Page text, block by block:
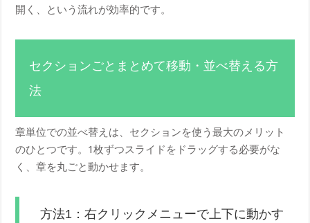
開く、という流れが効率的です。
セクションごとまとめて移動・並べ替える方
法
章単位での並べ替えは、セクションを使う最大のメリット
のひとつです。1枚ずつスライドをドラッグする必要がな
く、章を丸ごと動かせます。
方法1：右クリックメニューで上下に動かす